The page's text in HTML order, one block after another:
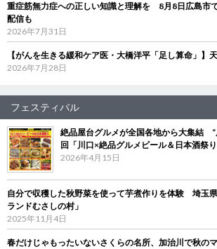
重症筋無力症への正しい知識と理解を 8月8日広島市
配信も
2026年7月31日
【がんを生きる緩和ケア医・大橋洋平「足し算命」】
2026年7月28日
フェスティバル
絶品屋台グルメが全国各地から大集結 “
回「川口×絶品グルメビール＆日本酒祭
2026年4月15日
自分で収穫した秋野菜を使って芋煮作りを体験 埼玉
ランドむさしの村」
2025年11月4日
春だけじゃもったいないさくらの名所、加治川で秋の